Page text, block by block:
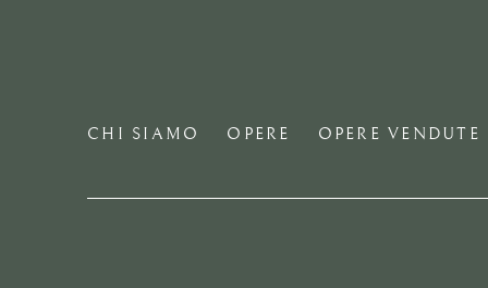
CHI SIAMO OPERE OPERE VENDUTE